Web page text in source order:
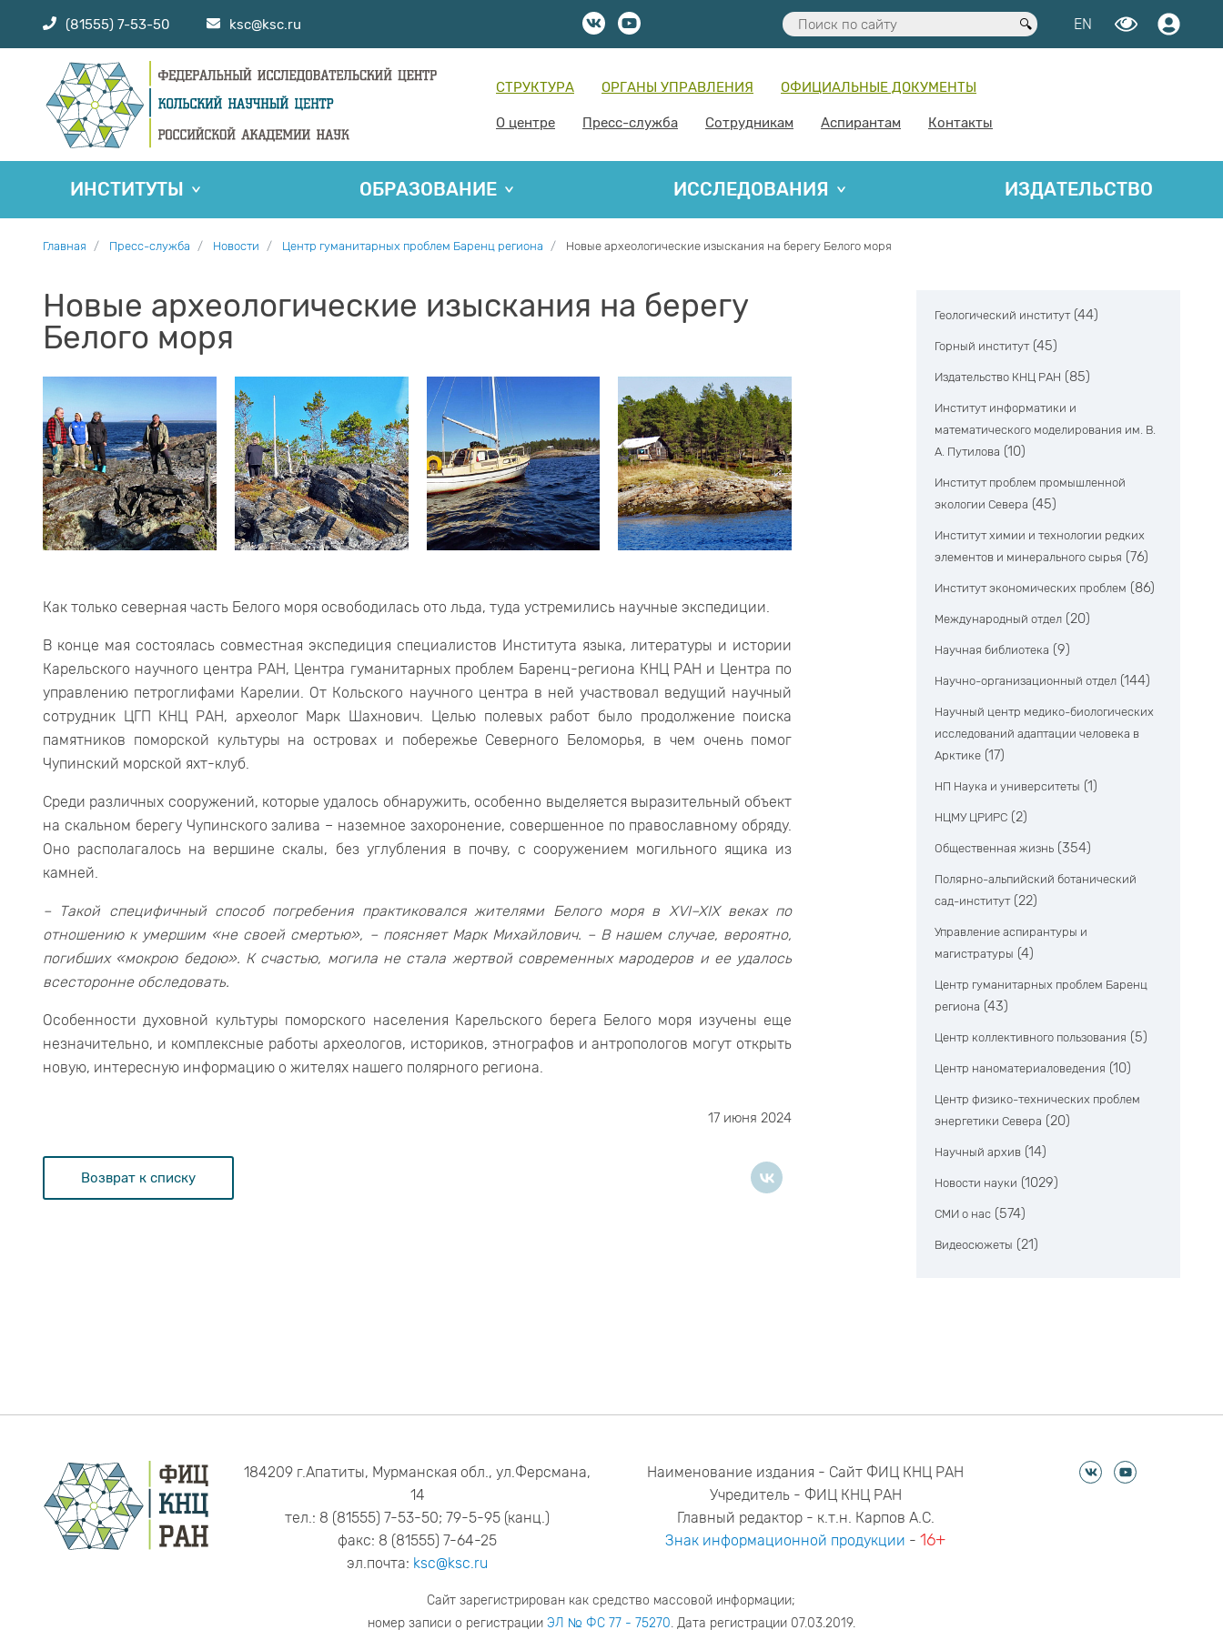
(81555) 7-53-50 ksc@ksc.ru EN
СТРУКТУРА ОРГАНЫ УПРАВЛЕНИЯ ОФИЦИАЛЬНЫЕ ДОКУМЕНТЫ
О центре Пресс-служба Сотрудникам Аспирантам Контакты
ИНСТИТУТЫ ОБРАЗОВАНИЕ ИССЛЕДОВАНИЯ ИЗДАТЕЛЬСТВО
Главная Пресс-служба Новости Центр гуманитарных проблем Баренц региона Новые археологические изыскания на берегу Белого моря
Новые археологические изыскания на берегу
Белого моря
Как только северная часть Белого моря освободилась ото льда, туда устремились научные экспедиции.
В конце мая состоялась совместная экспедиция специалистов Института языка, литературы и истории
Карельского научного центра РАН, Центра гуманитарных проблем Баренц-региона КНЦ РАН и Центра по
управлению петроглифами Карелии. От Кольского научного центра в ней участвовал ведущий научный
сотрудник ЦГП КНЦ РАН, археолог Марк Шахнович. Целью полевых работ было продолжение поиска
памятников поморской культуры на островах и побережье Северного Беломорья, в чем очень помог
Чупинский морской яхт-клуб.
Среди различных сооружений, которые удалось обнаружить, особенно выделяется выразительный объект
на скальном берегу Чупинского залива – наземное захоронение, совершенное по православному обряду.
Оно располагалось на вершине скалы, без углубления в почву, с сооружением могильного ящика из
камней.
– Такой специфичный способ погребения практиковался жителями Белого моря в XVI–XIX веках по
отношению к умершим «не своей смертью», – поясняет Марк Михайлович. – В нашем случае, вероятно,
погибших «мокрою бедою». К счастью, могила не стала жертвой современных мародеров и ее удалось
всесторонне обследовать.
Особенности духовной культуры поморского населения Карельского берега Белого моря изучены еще
незначительно, и комплексные работы археологов, историков, этнографов и антропологов могут открыть
новую, интересную информацию о жителях нашего полярного региона.
17 июня 2024
Возврат к списку
Геологический институт (44)
Горный институт (45)
Издательство КНЦ РАН (85)
Институт информатики и
математического моделирования им. В.
А. Путилова (10)
Институт проблем промышленной
экологии Севера (45)
Институт химии и технологии редких
элементов и минерального сырья (76)
Институт экономических проблем (86)
Международный отдел (20)
Научная библиотека (9)
Научно-организационный отдел (144)
Научный центр медико-биологических
исследований адаптации человека в
Арктике (17)
НП Наука и университеты (1)
НЦМУ ЦРИРС (2)
Общественная жизнь (354)
Полярно-альпийский ботанический
сад-институт (22)
Управление аспирантуры и
магистратуры (4)
Центр гуманитарных проблем Баренц
региона (43)
Центр коллективного пользования (5)
Центр наноматериаловедения (10)
Центр физико-технических проблем
энергетики Севера (20)
Научный архив (14)
Новости науки (1029)
СМИ о нас (574)
Видеосюжеты (21)
184209 г.Апатиты, Мурманская обл., ул.Ферсмана,
14
тел.: 8 (81555) 7-53-50; 79-5-95 (канц.)
факс: 8 (81555) 7-64-25
эл.почта: ksc@ksc.ru
Наименование издания - Сайт ФИЦ КНЦ РАН
Учредитель - ФИЦ КНЦ РАН
Главный редактор - к.т.н. Карпов А.С.
Знак информационной продукции -16+
Сайт зарегистрирован как средство массовой информации;
номер записи о регистрации ЭЛ № ФС 77 - 75270. Дата регистрации 07.03.2019.